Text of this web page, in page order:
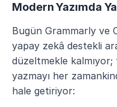
Modern Yazımda
Bugün Grammarly ve
yapay zekâ destekli
düzeltmekle
yazmayı her
hale getiriyor: